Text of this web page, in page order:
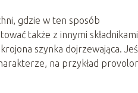
gdzie w ten sposób
także z innymi
szynka dojrzewająca.
na przykład